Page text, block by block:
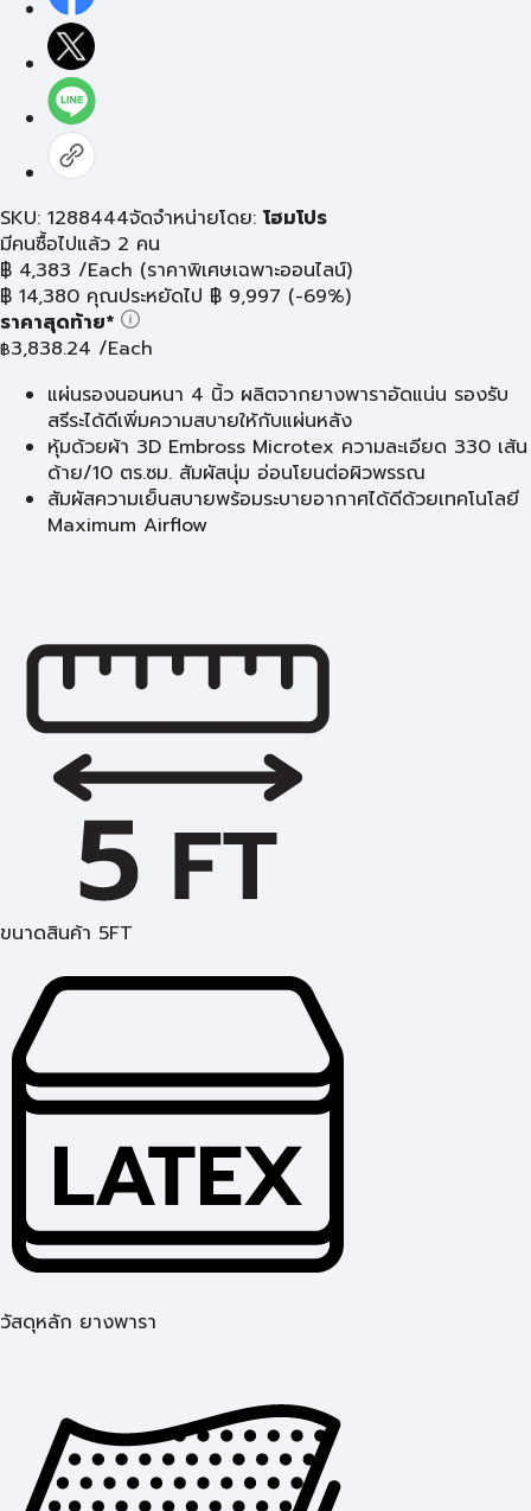
SKU: 1288444จัดจำหน่ายโดย: โฮมโปร
มีคนซื้อไปแล้ว 2 คน
฿ 4,383 /Each (ราคาพิเศษเฉพาะออนไลน์)
฿ 14,380 คุณประหยัดไป ฿ 9,997 (-69%)
ราคาสุดท้าย*
฿3,838.24 /Each
แผ่นรองนอนหนา 4 นิ้ว ผลิตจากยางพาราอัดแน่น รองรับ
สรีระได้ดีเพิ่มความสบายให้กับแผ่นหลัง
หุ้มด้วยผ้า 3D Embross Microtex ความละเอียด 330 เส้น
ด้าย/10 ตร.ซม. สัมผัสนุ่ม อ่อนโยนต่อผิวพรรณ
สัมผัสความเย็นสบายพร้อมระบายอากาศได้ดีด้วยเทคโนโลยี
Maximum Airflow
ขนาดสินค้า 5FT
วัสดุหลัก ยางพารา